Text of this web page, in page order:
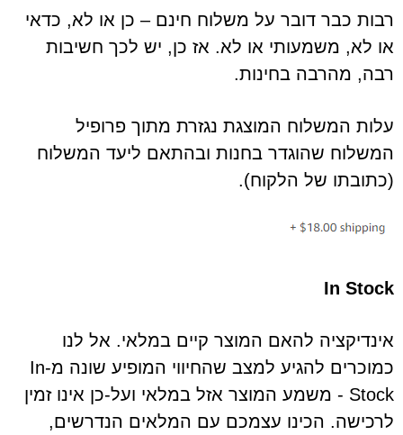
רבות כבר דובר על משלוח חינם – כן או לא, כדאי
או לא, משמעותי או לא. אז כן, יש לכך חשיבות
רבה, מהרבה בחינות.
עלות המשלוח המוצגת נגזרת מתוך פרופיל
המשלוח שהוגדר בחנות ובהתאם ליעד המשלוח
(כתובתו של הלקוח).
In Stock
אינדיקציה להאם המוצר קיים במלאי. אל לנו
כמוכרים להגיע למצב שהחיווי המופיע שונה מ-In
Stock - משמע המוצר אזל במלאי ועל-כן אינו זמין
לרכישה. הכינו עצמכם עם המלאים הנדרשים,